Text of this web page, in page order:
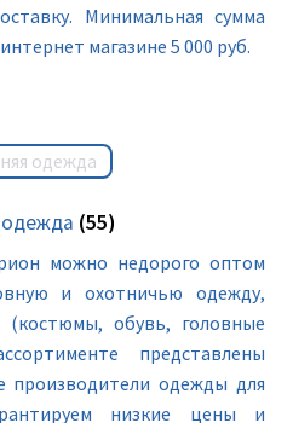
Минимальная сумма
магазине 5 000 руб.
(55)
можно недорого оптом
и охотничью одежду,
(костюмы, обувь, головные
представлены
производители одежды для
низкие цены и